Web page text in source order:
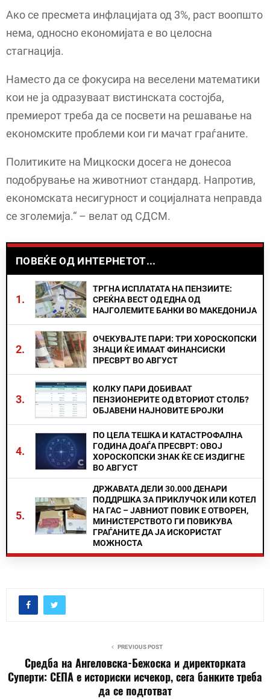
Ако се пресмета инфлацијата од 3%, раст воопшто
нема, односно економијата е во целосна
стагнација.
Наместо да се фокусира на веселени математики
кои не ја одразуваат вистинската состојба,
премиерот треба да се посвети на решавање на
економските проблеми кои ги мачат граѓаните.
Политиките на Мицкоски досега не донесоа
подобрување на животниот стандард. Напротив,
економската несигурност и социјалната неправда
се зголемија.“ – велат од СДСМ.
ПОВЕЌЕ ОД ИНТЕРНЕТОТ...
1.
ТРГНА ИСПЛАТАТА НА ПЕНЗИИТЕ:
СРЕЌНА ВЕСТ ОД ЕДНА ОД
НАЈГОЛЕМИТЕ БАНКИ ВО МАКЕДОНИЈА
2.
ОЧЕКУВАЈТЕ ПАРИ: ТРИ ХОРОСКОПСКИ
ЗНАЦИ ЌЕ ИМААТ ФИНАНСИСКИ
ПРЕСВРТ ВО АВГУСТ
3.
КОЛКУ ПАРИ ДОБИВААТ
ПЕНЗИОНЕРИТЕ ОД ВТОРИОТ СТОЛБ?
ОБЈАВЕНИ НАЈНОВИТЕ БРОЈКИ
4.
ПО ЦЕЛА ТЕШКА И КАТАСТРОФАЛНА
ГОДИНА ДОАЃА ПРЕСВРТ: ОВОЈ
ХОРОСКОПСКИ ЗНАК ЌЕ СЕ ИЗДИГНЕ
ВО АВГУСТ
5.
ДРЖАВАТА ДЕЛИ 30.000 ДЕНАРИ
ПОДДРШКА ЗА ПРИКЛУЧОК ИЛИ КОТЕЛ
НА ГАС – ЈАВНИОТ ПОВИК Е ОТВОРЕН,
МИНИСТЕРСТВОТО ГИ ПОВИКУВА
ГРАЃАНИТЕ ДА ЈА ИСКОРИСТАТ
МОЖНОСТА
PREVIOUS POST
Средба на Ангеловска-Бежоска и директорката
Суперти: СЕПА е историски исчекор, сега банките треба
да се подготват